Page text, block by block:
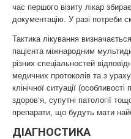
час першого візиту лікар
документацію. У разі потреби
Тактика лікування
пацієнта міжнародним
різних спеціальностей
медичних протоколів та з
клінічної ситуації
здоров’я, супутні патології
препарати, що будуть мати
ДІАГНОСТИКА